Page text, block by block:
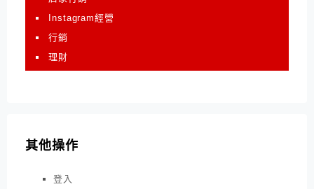
Instagram經營
行銷
理財
其他操作
登入